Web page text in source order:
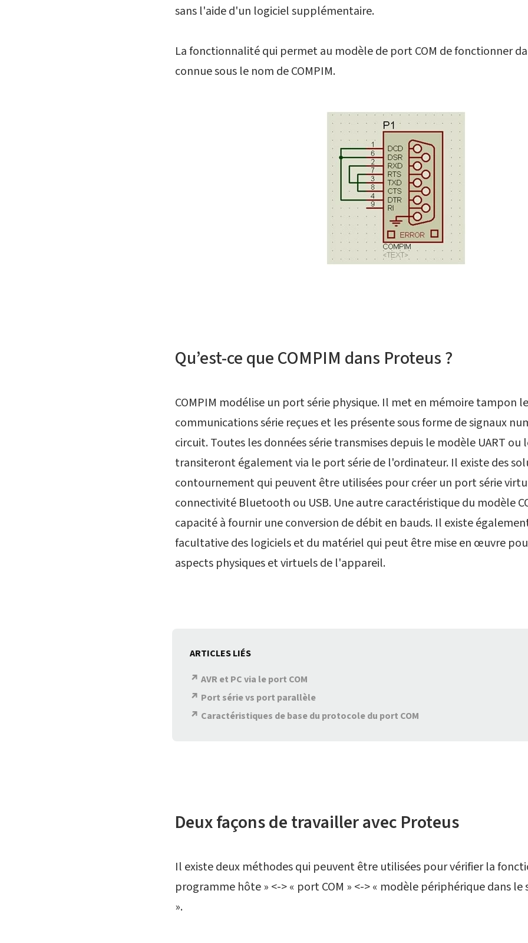
sans l'aide d'un logiciel supplémentaire.
La fonctionnalité qui permet au modèle de port COM de fonctionner
connue sous le nom de COMPIM.
Qu’est-ce que COMPIM dans Proteus ?
COMPIM modélise un port série physique. Il met en mémoire tampon
communications série reçues et les présente sous forme de signaux
circuit. Toutes les données série transmises depuis le modèle UART ou
transiteront également via le port série de l'ordinateur. Il existe des
contournement qui peuvent être utilisées pour créer un port série
connectivité Bluetooth ou USB. Une autre caractéristique du modèle
capacité à fournir une conversion de débit en bauds. Il existe
facultative des logiciels et du matériel qui peut être mise en œuvre
aspects physiques et virtuels de l'appareil.
ARTICLES LIÉS
AVR et PC via le port COM
Port série vs port parallèle
Caractéristiques de base du protocole du port COM
Deux façons de travailler avec Proteus
Il existe deux méthodes qui peuvent être utilisées pour vérifier la
programme hôte » <-> « port COM » <-> « modèle périphérique dans
».